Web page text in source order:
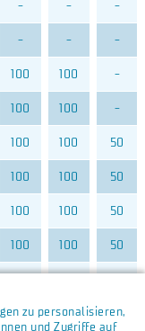
- - -
- - -
100 100 -
100 100 -
100 100 50
100 100 50
100 100 50
100 100 50
100 50 50
zu personalisieren,
und Zugriffe auf